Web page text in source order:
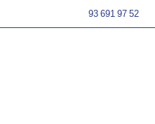
93 691 97 52